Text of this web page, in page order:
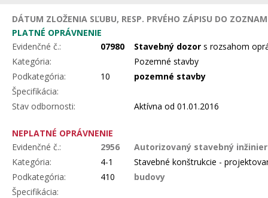
DÁTUM ZLOŽENIA SĽUBU, RESP. PRVÉHO ZÁPISU DO
PLATNÉ OPRÁVNENIE
Evidenčné č.:
07980 Stavebný dozor s rozsahom
Kategória:
Pozemné stavby
Podkategória:
10
pozemné stavby
Špecifikácia:
Stav odbornosti:
Aktívna od 01.01.2016
NEPLATNÉ OPRÁVNENIE
Evidenčné č.:
2956
Autorizovaný stavebný
Kategória:
4-1
Stavebné konštrukcie -
Podkategória:
410
budovy
Špecifikácia: